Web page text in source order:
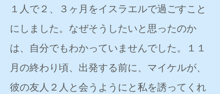
１人で２、３ヶ月をイスラエルで過ごすこと
にしました。なぜそうしたいと思ったのか
は、自分でもわかっていませんでした。１１
月の終わり頃、出発する前に、マイケルが、
彼の友人２人と会うようにと私を誘ってくれ